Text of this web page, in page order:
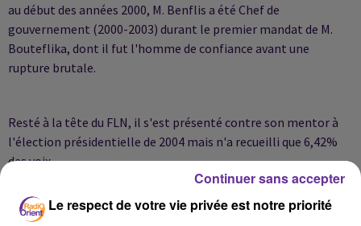
au début des années 2000, M. Benflis a été Chef de
gouvernement (2000-2003) durant le premier mandat de M.
Bouteflika, dont il fut l'homme de confiance avant une
rupture brutale.
Resté à la tête du FLN, il s'est présenté contre son mentor à
l'élection présidentielle de 2004 mais n'a recueilli que 6,42%
des voix.
Il a ensuite disparu de la scène politique durant dix ans, jusqu'à
Le respect de votre vie privée est notre priorité
Continuer sans accepter